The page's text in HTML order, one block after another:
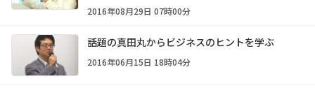
2016年08月29日 07時00分
話題の真田丸からビジネスのヒントを学ぶ
2016年06月15日 18時04分